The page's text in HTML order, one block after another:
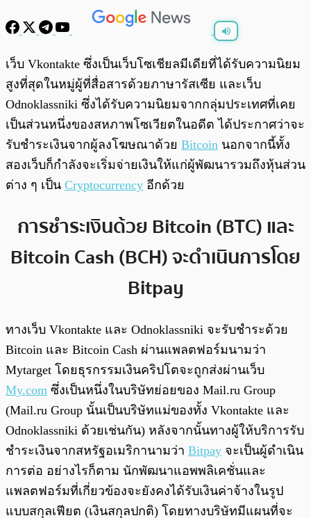
0:00 0:00
เว็บ Vkontakte ซึ่งเป็นเว็บโซเชียลมีเดียที่ได้รับความนิยม
สูงที่สุดในหมู่ผู้ที่สื่อสารด้วยภาษารัสเซีย และเว็บ
Odnoklassniki ซึ่งได้รับความนิยมจากกลุ่มประเทศที่เคย
เป็นส่วนหนึ่งของสหภาพโซเวียตในอดีต ได้ประกาศว่าจะ
รับชำระเงินจากผู้ลงโฆษณาด้วย Bitcoin นอกจากนี้ทั้ง
สองเว็บก็กำลังจะเริ่มจ่ายเงินให้แก่ผู้พัฒนารวมถึงหุ้นส่วน
ต่าง ๆ เป็น Cryptocurrency อีกด้วย
การชำระเงินด้วย Bitcoin (BTC) และ
Bitcoin Cash (BCH) จะดำเนินการโดย
Bitpay
ทางเว็บ Vkontakte และ Odnoklassniki จะรับชำระด้วย
Bitcoin และ Bitcoin Cash ผ่านแพลตฟอร์มนามว่า
Mytarget โดยธุรกรรมเงินคริปโตจะถูกส่งผ่านเว็บ
My.com ซึ่งเป็นหนึ่งในบริษัทย่อยของ Mail.ru Group
(Mail.ru Group นั้นเป็นบริษัทแม่ของทั้ง Vkontakte และ
Odnoklassniki ด้วยเช่นกัน) หลังจากนั้นทางผู้ให้บริการรับ
ชำระเงินจากสหรัฐอเมริกานามว่า Bitpay จะเป็นผู้ดำเนิน
การต่อ อย่างไรก็ตาม นักพัฒนาแอพพลิเคชั่นและ
แพลตฟอร์มที่เกี่ยวข้องจะยังคงได้รับเงินค่าจ้างในรูป
แบบสกุลเฟียต (เงินสกุลปกติ) โดยทางบริษัทมีแผนที่จะ